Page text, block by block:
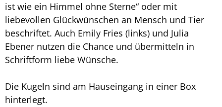
ist wie ein Himmel ohne Sterne“ oder mit
liebevollen Glückwünschen an Mensch und Tier
beschriftet. Auch Emily Fries (links) und Julia
Ebener nutzen die Chance und übermitteln in
Schriftform liebe Wünsche.
Die Kugeln sind am Hauseingang in einer Box
hinterlegt.